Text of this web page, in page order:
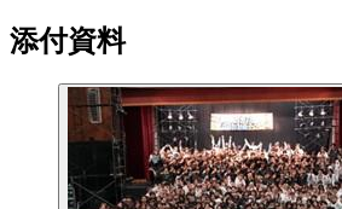
添付資料